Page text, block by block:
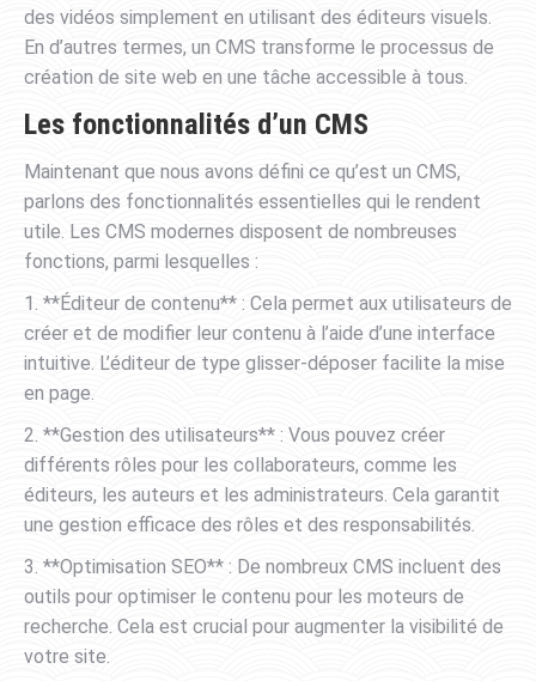
des vidéos simplement en utilisant des éditeurs visuels.
En d’autres termes, un CMS transforme le processus de
création de site web en une tâche accessible à tous.
Les fonctionnalités d’un CMS
Maintenant que nous avons défini ce qu’est un CMS,
parlons des fonctionnalités essentielles qui le rendent
utile. Les CMS modernes disposent de nombreuses
fonctions, parmi lesquelles :
1. **Éditeur de contenu** : Cela permet aux utilisateurs de
créer et de modifier leur contenu à l’aide d’une interface
intuitive. L’éditeur de type glisser-déposer facilite la mise
en page.
2. **Gestion des utilisateurs** : Vous pouvez créer
différents rôles pour les collaborateurs, comme les
éditeurs, les auteurs et les administrateurs. Cela garantit
une gestion efficace des rôles et des responsabilités.
3. **Optimisation SEO** : De nombreux CMS incluent des
outils pour optimiser le contenu pour les moteurs de
recherche. Cela est crucial pour augmenter la visibilité de
votre site.